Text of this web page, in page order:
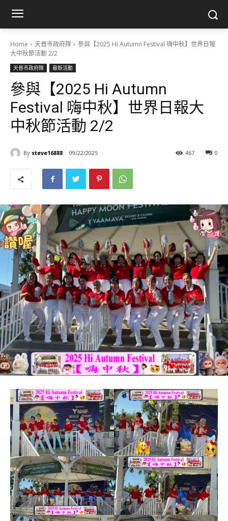
Home 天普市政府隊
參與【2025 Hi Autumn Festival 嗨中秋】世界日報
大中秋節活動 2/2
天普市政府隊 最新活動
參與【2025 Hi Autumn
Festival 嗨中秋】世界日報大
中秋節活動 2/2
By steve16888 09/22/2025 0
467